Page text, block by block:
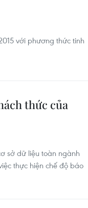
với phương thức tinh
thức của
sở dữ liệu toàn ngành
thực hiện chế độ báo